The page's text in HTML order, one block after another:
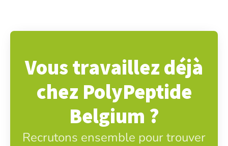
Vous travaillez déjà
chez PolyPeptide
Belgium ?
Recrutons ensemble pour trouver